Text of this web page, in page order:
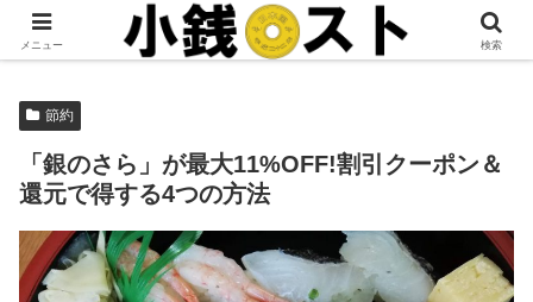
当サイトではアフィリエイト広告を掲載しています。
節約
「銀のさら」が最大11%OFF!割引クーポン＆
還元で得する4つの方法
メニュー 検索